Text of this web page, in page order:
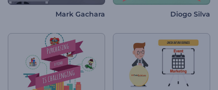
Diogo Silva
Mark Gachara